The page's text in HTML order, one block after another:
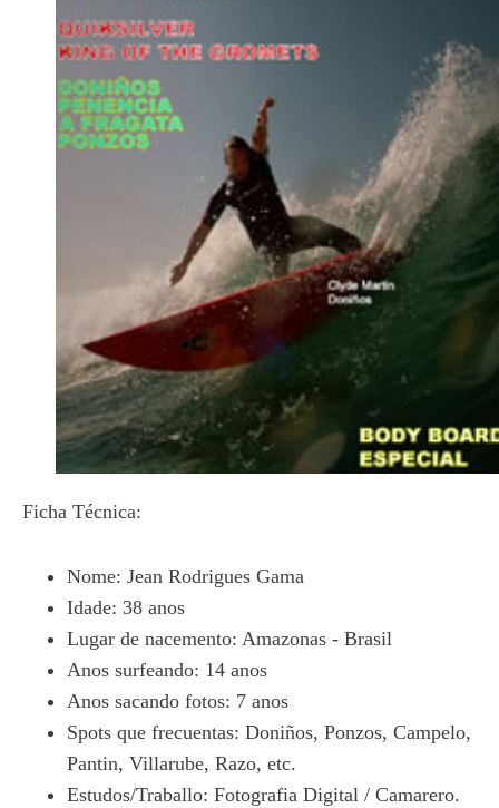
Ficha Técnica:
Nome: Jean Rodrigues Gama
Idade: 38 anos
Lugar de nacemento: Amazonas - Brasil
Anos surfeando: 14 anos
Anos sacando fotos: 7 anos
Spots que frecuentas: Doniños, Ponzos, Campelo,
Pantin, Villarube, Razo, etc.
Estudos/Traballo: Fotografia Digital / Camarero.